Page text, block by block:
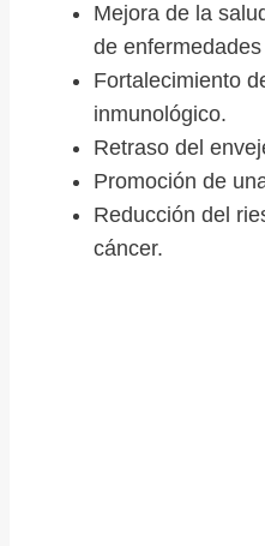
Mejora de la
de
Fortalecimiento
inmunológico.
Retraso del
Promoción de
Reducción del
cáncer.